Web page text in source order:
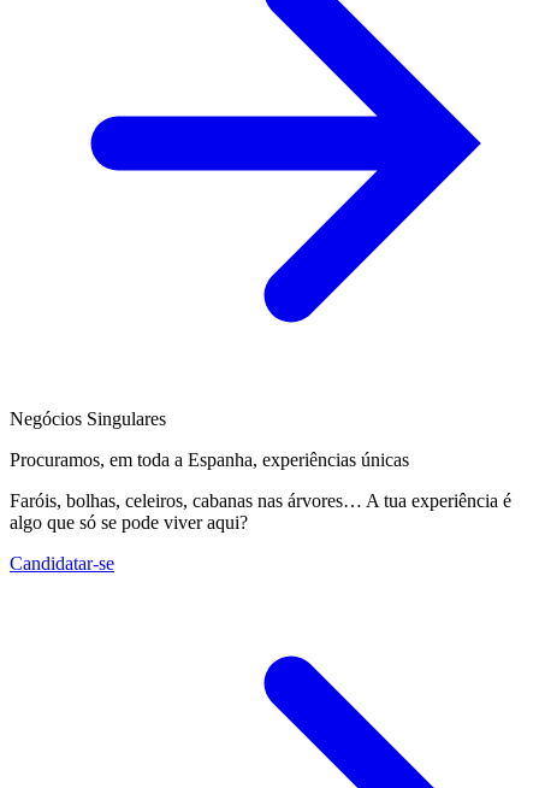
Negócios Singulares
Procuramos, em toda a Espanha, experiências únicas
Faróis, bolhas, celeiros, cabanas nas árvores… A tua experiência é
algo que só se pode viver aqui?
Candidatar-se